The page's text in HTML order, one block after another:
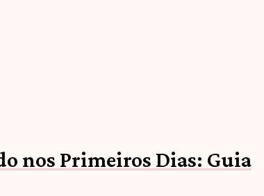
nos Primeiros Dias: Guia